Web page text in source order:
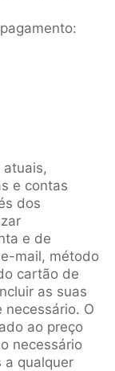
atuais,
e contas
dos
e de
mail, método
cartão de
as suas
O
ao preço
necessário
a qualquer